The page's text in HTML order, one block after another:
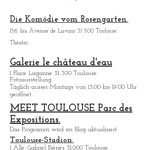
24, rue Croix Baragnon 31 000 Toulouse.
Herrenhaus aus dem 19. Jahrhundert.
Die Komödie vom Rosengarten.
Theater.
Galerie le château d'eau
1 Place Laganne 31 300 Toulouse.
Fotoausstellung.
Täglich ausser Montags von 13:00 bis 19:00 Uhr
geöffnet.
MEET TOULOUSE Parc des
Expositions.